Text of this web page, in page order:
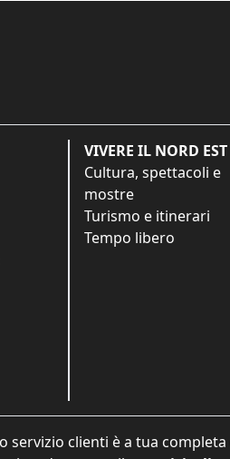
VIVERE IL NORD EST
Cultura, spettacoli e
mostre
Turismo e itinerari
Tempo libero
servizio clienti è a tua